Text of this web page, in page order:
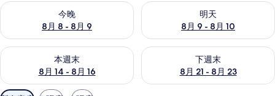
今晚
8月 8 - 8月 9
查看今晚 (8月 8 - 8月 9) 的供應情況
明天
8月 9 - 8月 10
查看明天 (8月 9 - 8月 10) 的供
本週末
8月 14 - 8月 16
查看本週末 (8月 14 - 8月 16) 的供應情況
下週末
8月 21 - 8月 23
查看下週末 (8月 21 - 8月 23)